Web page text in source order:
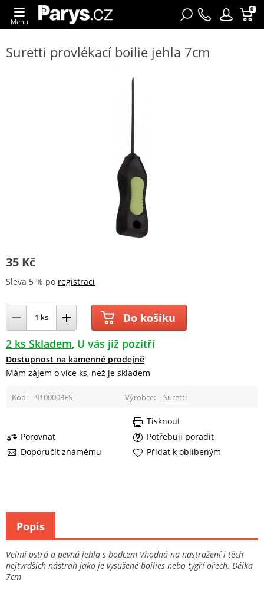
0
Menu
Suretti provlékací boilie jehla 7cm
35 Kč
Sleva 5 % po registraci
Do košíku
2 ks Skladem U vás již pozítří
Dostupnost na kamenné prodejně
Mám zájem o více ks, než je skladem
Kód 9100003ES Výrobce Suretti
Porovnat
Potřebuji poradit
Doporučit známému
Tisknout
Přidat k oblíbeným
Velmi ostrá a pevná jehla s bodcem Vhodná na nastražení i těch
nejtvrdších nástrah jako je vysušené boilies nebo tygří ořech. Délka
7cm
Popis